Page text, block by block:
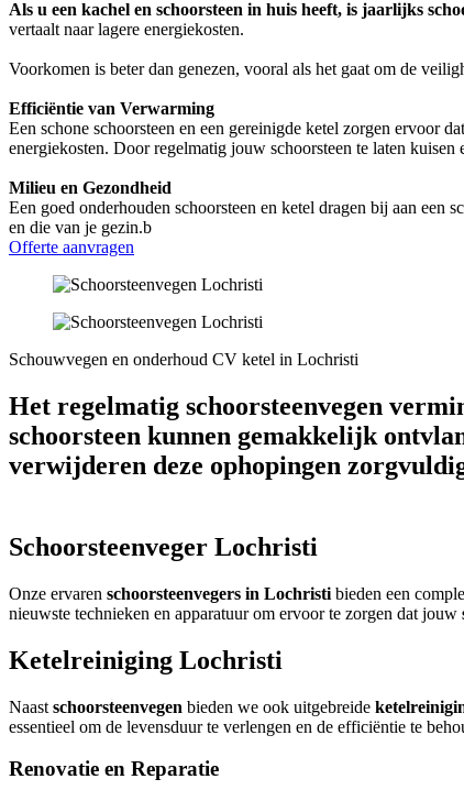
Als u een kachel en schoorsteen in huis heeft, is jaarlijks
vertaalt naar lagere energiekosten.
Voorkomen is beter dan genezen, vooral als het gaat om de
Efficiëntie van Verwarming
Een schone schoorsteen en een gereinigde ketel zorgen ervoor
energiekosten. Door regelmatig jouw schoorsteen te laten
Milieu en Gezondheid
Een goed onderhouden schoorsteen en ketel dragen bij aan
en die van je gezin.b
Offerte aanvragen
Schouwvegen en onderhoud CV ketel in Lochristi
Het regelmatig schoorsteenvegen
schoorsteen kunnen gemakkelijk
verwijderen deze ophopingen
Schoorsteenveger Lochristi
Onze ervaren schoorsteenvegers in Lochristi bieden een
nieuwste technieken en apparatuur om ervoor te zorgen dat jouw
Ketelreiniging Lochristi
Naast schoorsteenvegen bieden we ook uitgebreide
essentieel om de levensduur te verlengen en de efficiëntie te
Renovatie en Reparatie